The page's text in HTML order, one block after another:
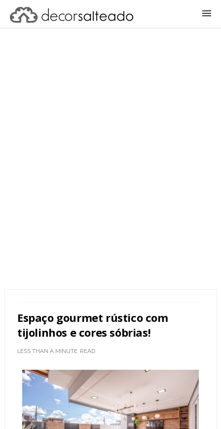
Espaço gourmet rústico com
tijolinhos e cores sóbrias!
LESS THAN A MINUTE READ